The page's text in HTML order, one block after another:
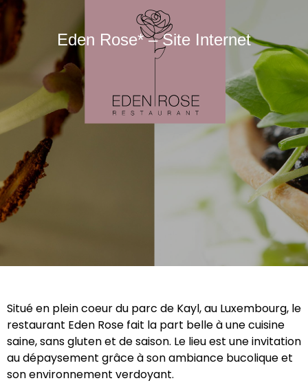
Eden Rose* – Site Internet
Situé en plein coeur du parc de Kayl, au Luxembourg, le
restaurant Eden Rose fait la part belle à une cuisine
saine, sans gluten et de saison. Le lieu est une invitation
au dépaysement grâce à son ambiance bucolique et
son environnement verdoyant.